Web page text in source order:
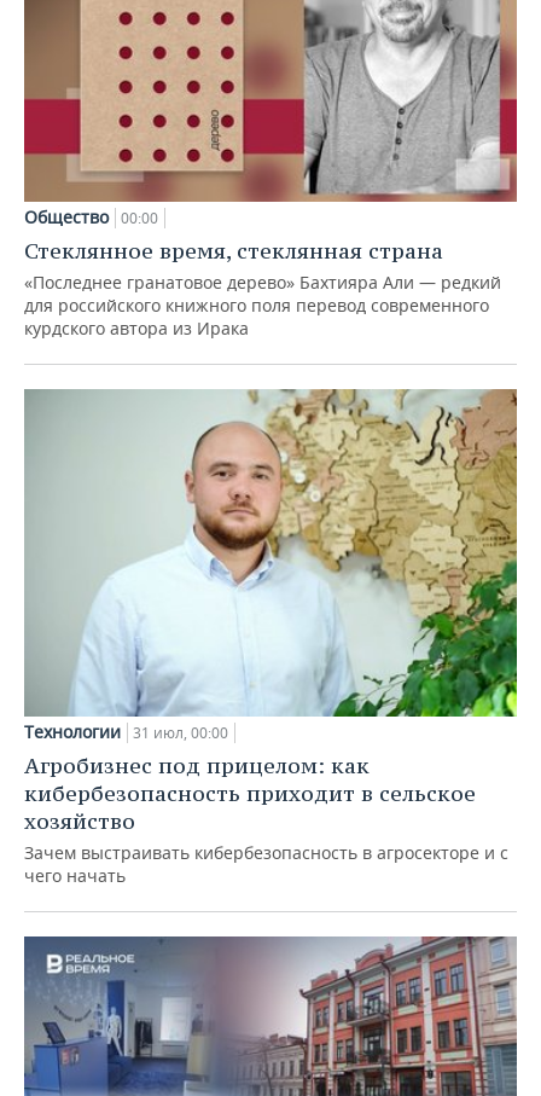
Общество 00:00
Стеклянное время, стеклянная страна
«Последнее гранатовое дерево» Бахтияра Али — редкий
для российского книжного поля перевод современного
курдского автора из Ирака
Технологии 31 июл, 00:00
Агробизнес под прицелом: как
кибербезопасность приходит в сельское
хозяйство
Зачем выстраивать кибербезопасность в агросекторе и с
чего начать